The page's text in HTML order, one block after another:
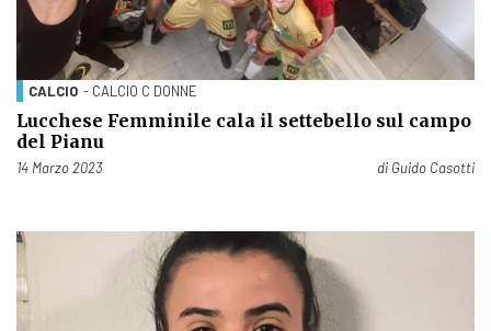
CALCIO - CALCIO C DONNE
Lucchese Femminile cala il settebello sul campo
del Pianu
Pubblicato il
14 Marzo 2023 di Guido Casotti